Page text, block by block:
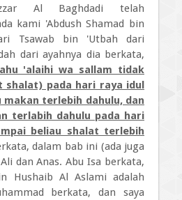
Al Baghdadi telah
kami 'Abdush Shamad bin
Tsawab bin 'Utbah dari
dari ayahnya dia berkata,
'alaihi wa sallam tidak
shalat) pada hari raya idul
terlebih dahulu, dan
terlabih dahulu pada hari
beliau shalat terlebih
dalam bab ini (ada juga
dan Anas. Abu Isa berkata,
Hushaib Al Aslami adalah
berkata, dan saya